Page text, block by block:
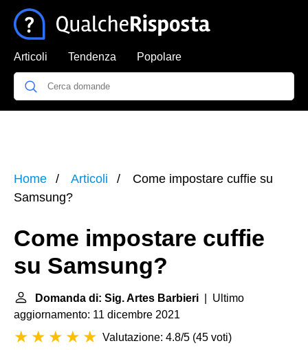
Articoli Tendenza Popolare
Home Articoli
Come impostare cuffie su
Samsung?
Come impostare cuffie
su Samsung?
Domanda di: Sig. Artes Barbieri | Ultimo
aggiornamento: 11 dicembre 2021
Valutazione: 4.8/5 (45 voti)